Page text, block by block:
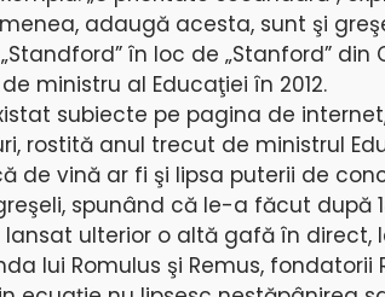
adaugă acesta, sunt şi
în loc de „Stanford” din
ministru al Educaţiei în 2012.
subiecte pe pagina de
rostită anul trecut de ministrul
de vină ar fi şi lipsa puterii de
spunând că le-a făcut după
ulterior o altă gafă în direct,
lui Romulus şi Remus, fondatorii